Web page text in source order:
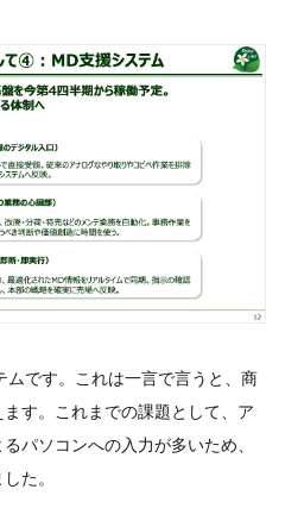
です。これは一言で言うと、商
す。これまでの課題として、ア
パソコンへの入力が多いため、
た。